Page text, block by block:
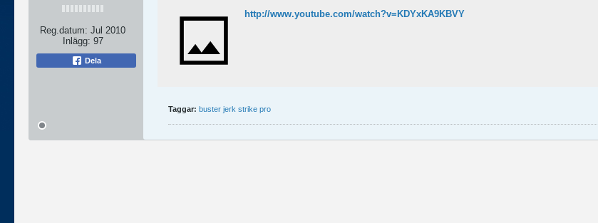
Reg.datum: Jul 2010
Inlägg: 97
Dela
http://www.youtube.com/watch?v=KDYxKA9KBVY
Taggar: buster jerk strike pro